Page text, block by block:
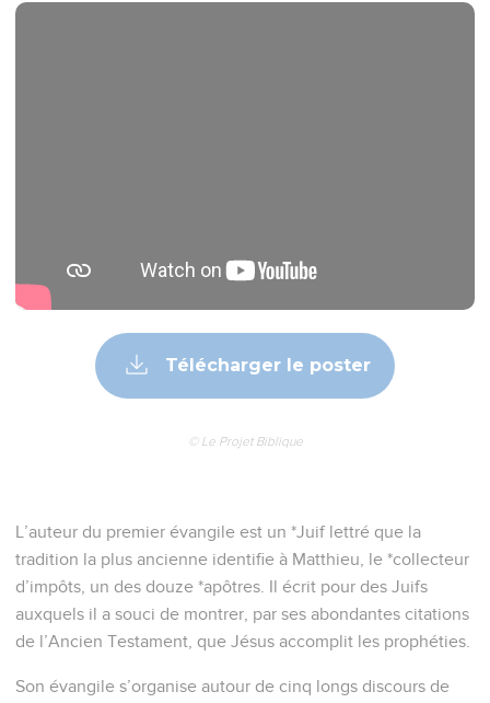
Télécharger le poster
© Le Projet Biblique
L’auteur du premier évangile est un *Juif lettré que la
tradition la plus ancienne identifie à Matthieu, le *collecteur
d’impôts, un des douze *apôtres. Il écrit pour des Juifs
auxquels il a souci de montrer, par ses abondantes citations
de l’Ancien Testament, que Jésus accomplit les prophéties.
Son évangile s’organise autour de cinq longs discours de